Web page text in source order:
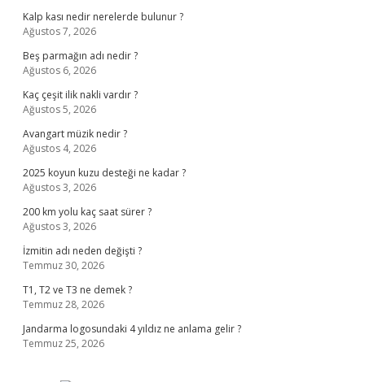
Kalp kası nedir nerelerde bulunur ?
Ağustos 7, 2026
Beş parmağın adı nedir ?
Ağustos 6, 2026
Kaç çeşit ilik nakli vardır ?
Ağustos 5, 2026
Avangart müzik nedir ?
Ağustos 4, 2026
2025 koyun kuzu desteği ne kadar ?
Ağustos 3, 2026
200 km yolu kaç saat sürer ?
Ağustos 3, 2026
İzmitin adı neden değişti ?
Temmuz 30, 2026
T1, T2 ve T3 ne demek ?
Temmuz 28, 2026
Jandarma logosundaki 4 yıldız ne anlama gelir ?
Temmuz 25, 2026